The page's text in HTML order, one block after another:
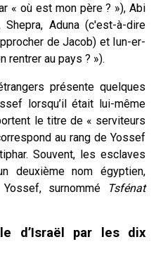
« où est mon père ? »), Abi
Aduna (c'est-à-dire
de Jacob) et Iun-er-
rentrer au pays ? »).
présente quelques
lorsqu’il était lui-même
le titre de « serviteurs
au rang de Yossef
Souvent, les esclaves
deuxième nom égyptien,
surnommé
Tsfénat
d’Israël par les dix